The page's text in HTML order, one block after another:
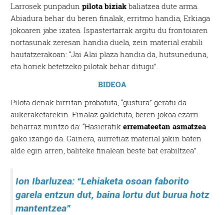
Larrosek punpadunpilota biziak baliatzea dute arma.
Abiadura behar du beren finalak, erritmo handia, Erkiaga
jokoaren jabe izatea. Ispastertarrak argitu du frontoiaren
nortasunak zeresan handia duela, zein material erabili
hautatzerakoan: “Jai Alai plaza handia da, hutsuneduna,
eta horiek betetzeko pilotak behar ditugu”.
BIDEOA
Pilota denak birritan probatuta, “gustura” geratu da
aukeraketarekin. Finalaz galdetuta, beren jokoa ezarri
beharraz mintzo da: “Hasieratik erremateetan asmatzea
gako izango da. Gainera, aurretiaz material jakin baten
alde egin arren, baliteke finalean beste bat erabiltzea”.
Ion Ibarluzea: “Lehiaketa osoan faborito
garela entzun dut, baina lortu dut burua hotz
mantentzea”